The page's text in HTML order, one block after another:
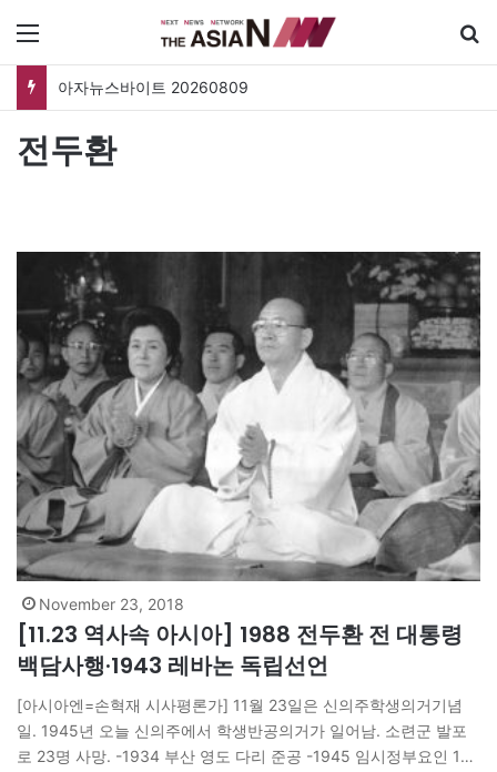
아자뉴스바이트 20260809
전두환
November 23, 2018
[11.23 역사속 아시아] 1988 전두환 전 대통령
백담사행·1943 레바논 독립선언
[아시아엔=손혁재 시사평론가] 11월 23일은 신의주학생의거기념
일. 1945년 오늘 신의주에서 학생반공의거가 일어남. 소련군 발포
로 23명 사망. -1934 부산 영도 다리 준공 -1945 임시정부요인 1진